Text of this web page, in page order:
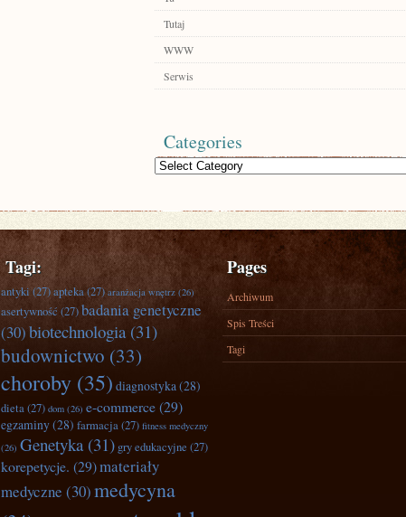
Tutaj
WWW
Serwis
Categories
Categories
Tagi:
antyki(27)apteka(27) aranżacja wnętrz (26)
asertywność (27)badania genetyczne
(30)biotechnologia(31)
budownictwo (33)
choroby (35) diagnostyka(28)
dieta(27) dom (26) e-commerce(29)
egzaminy(28) farmacja(27) fitness medyczny
(26) Genetyka(31) gry edukacyjne (27)
korepetycje. (29)materiały
medyczne (30)medycyna
Pages
Archiwum
Spis Treści
Tagi